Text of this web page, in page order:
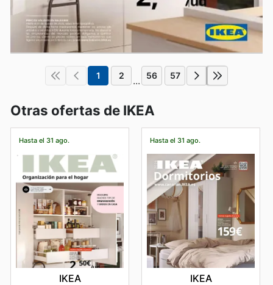
1 2 ... 56 57
Otras ofertas de IKEA
Hasta el 31 ago.
IKEA
Hasta el 31 ago.
IKEA